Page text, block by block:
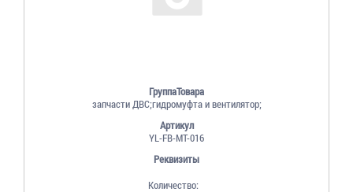
ГруппаТовара
запчасти ДВС;гидромуфта и вентилятор;
Артикул
YL-FB-MT-016
Реквизиты
Количество: